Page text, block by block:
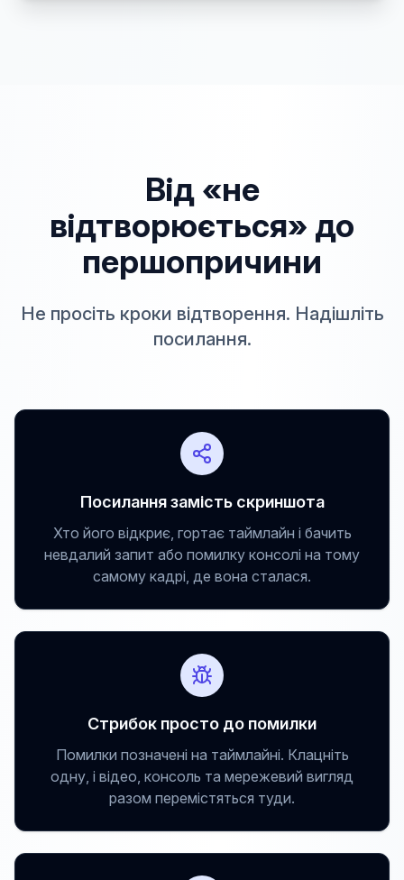
Від «не
відтворюється» до
першопричини
Не просіть кроки відтворення. Надішліть
посилання.
Посилання замість скриншота
Хто його відкриє, гортає таймлайн і бачить
невдалий запит або помилку консолі на тому
самому кадрі, де вона сталася.
Стрибок просто до помилки
Помилки позначені на таймлайні. Клацніть
одну, і відео, консоль та мережевий вигляд
разом перемістяться туди.